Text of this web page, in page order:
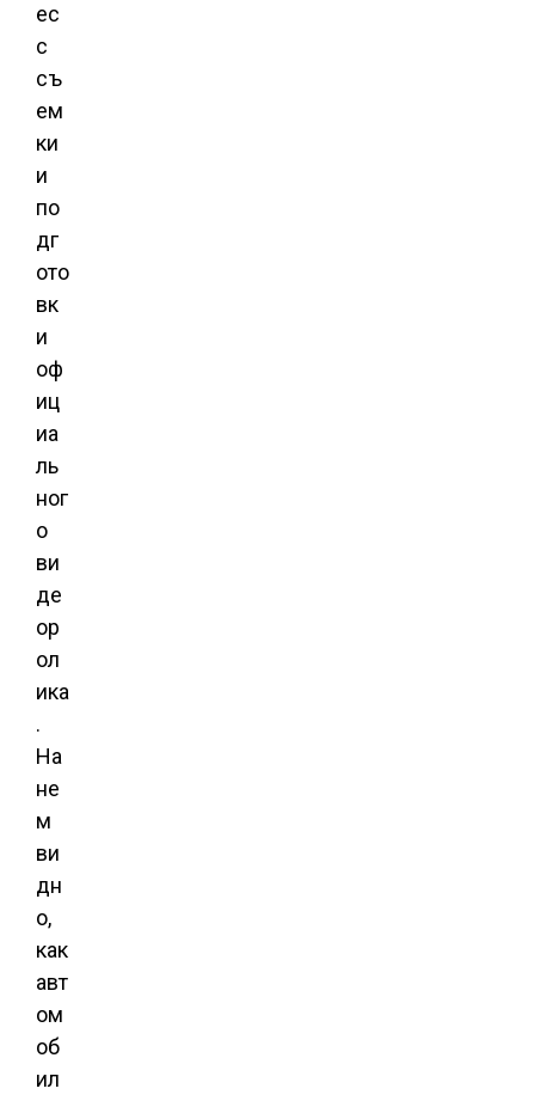
ес
с
съ
ем
ки
и
по
дг
ото
вк
и
оф
иц
иа
ль
ног
о
ви
де
ор
ол
ика
.
На
не
м
ви
дн
о,
как
авт
ом
об
ил